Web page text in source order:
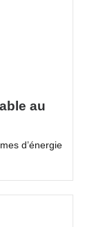
au
d’énergie